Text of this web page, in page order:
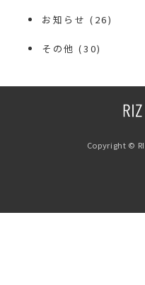
お知らせ (26)
その他 (30)
Copyright ©